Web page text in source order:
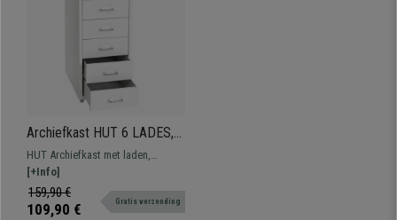
Archiefkast HUT 6 LADES,
69x28x44 cm, van Staal,
Kleur Wit
HUT Archiefkast met laden,
gemaakt van plaatstaal en met
grote opslagcapaciteit.
[+Info]
159,90 €
109,90 € Gratis verzending